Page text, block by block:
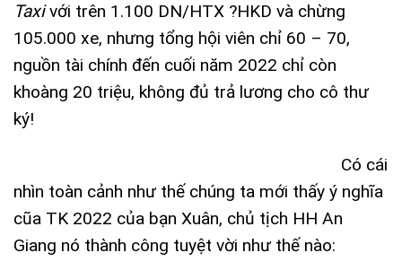
Taxivới trên 1.100 DN/HTX ?HKD và chừng
105.000 xe, nhưng tổng hội viên chỉ 60 – 70,
nguồn tài chính đến cuối năm 2022 chỉ còn
khoàng 20 triệu, không đủ trả lương cho cô thư
ký!
Có cái
nhìn toàn cảnh như thế chúng ta mới thấy ý nghĩa
cũa TK 2022 của bạn Xuân, chủ tịch HH An
Giang nó thành công tuyệt vời như thế nào: